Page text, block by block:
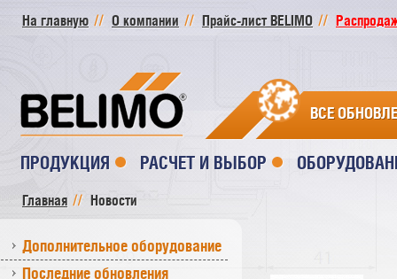
На главную О компании Прайс-лист BELIMO
ВСЕ
ПРОДУКЦИЯ РАСЧЕТ И ВЫБОР
Главная Новости
Дополнительное оборудование
Последние обновления